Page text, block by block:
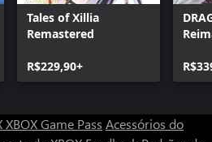
Tales of Xillia
Remastered
R$229,90+
XBOX Game Pass Acessórios do